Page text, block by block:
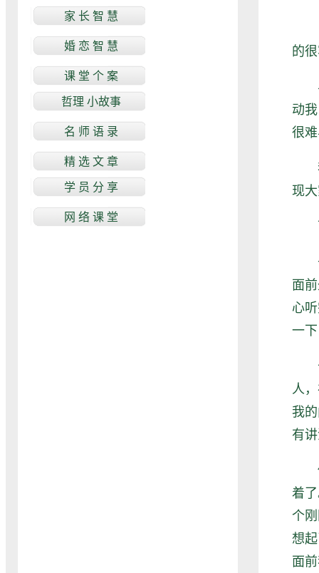
的
与
动
很
我
现
去
面
心
一
十
人
我
有
他
着
个
想
面